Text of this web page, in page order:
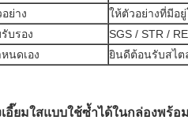
ย่าง
ให้ตัวอย่างที่มีอ
บรอง
SGS / STR /
นดเอง
ยินดีต้อนรับสไต
เอี๊ยมใสแบบใช้ซ้ำได้ในกล่องพร้อ